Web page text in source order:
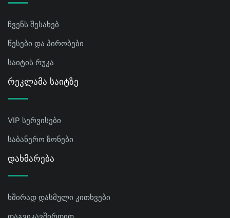
ჩვენს შესახებ
წესები და პირობები
საიტის რუკა
Რეკლამა Საიტზე
VIP სერვისები
საბანერო ზონები
Დახმარება
ხშირად დასმული კითხვები
დაგვიკავშირდით